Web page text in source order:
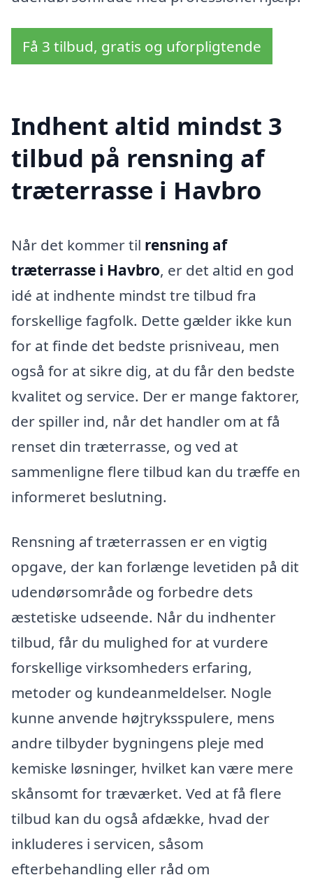
Få 3 tilbud, gratis og uforpligtende
Indhent altid mindst 3
tilbud på rensning af
træterrasse i Havbro
Når det kommer til rensning af
træterrasse i Havbro, er det altid en god
idé at indhente mindst tre tilbud fra
forskellige fagfolk. Dette gælder ikke kun
for at finde det bedste prisniveau, men
også for at sikre dig, at du får den bedste
kvalitet og service. Der er mange faktorer,
der spiller ind, når det handler om at få
renset din træterrasse, og ved at
sammenligne flere tilbud kan du træffe en
informeret beslutning.
Rensning af træterrassen er en vigtig
opgave, der kan forlænge levetiden på dit
udendørsområde og forbedre dets
æstetiske udseende. Når du indhenter
tilbud, får du mulighed for at vurdere
forskellige virksomheders erfaring,
metoder og kundeanmeldelser. Nogle
kunne anvende højtryksspulere, mens
andre tilbyder bygningens pleje med
kemiske løsninger, hvilket kan være mere
skånsomt for træværket. Ved at få flere
tilbud kan du også afdække, hvad der
inkluderes i servicen, såsom
efterbehandling eller råd om